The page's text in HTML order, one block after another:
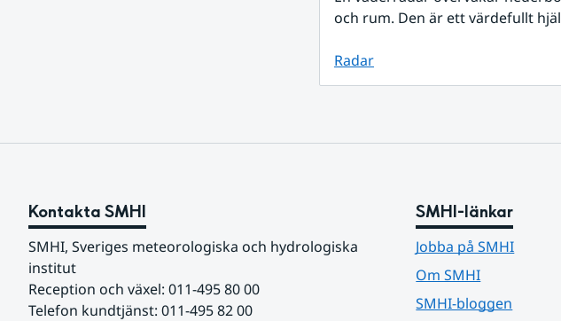
och rum. Den är ett värdefullt
Radar
Kontakta SMHI
SMHI, Sveriges meteorologiska och hydrologiska
institut
Reception och växel: 011-495 80 00
Telefon kundtjänst: 011-495 82 00
SMHI-länkar
Jobba på SMHI
Om SMHI
SMHI-bloggen